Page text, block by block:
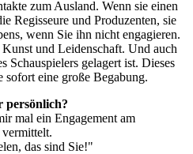
zum Ausland. Wenn sie einen
Regisseure und Produzenten, sie
wenn Sie ihn nicht engagieren.
und Leidenschaft. Und auch
Schauspielers gelagert ist. Dieses
sofort eine große Begabung.
persönlich?
mal ein Engagement am
vermittelt.
das sind Sie!"